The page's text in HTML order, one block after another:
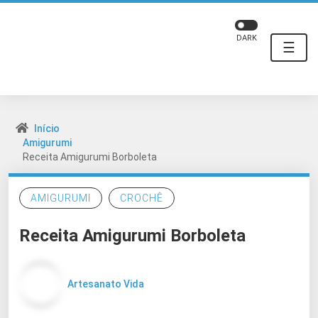
☰
DARK
Início
Amigurumi
Receita Amigurumi Borboleta
AMIGURUMI CROCHÊ
Receita Amigurumi Borboleta
Artesanato Vida